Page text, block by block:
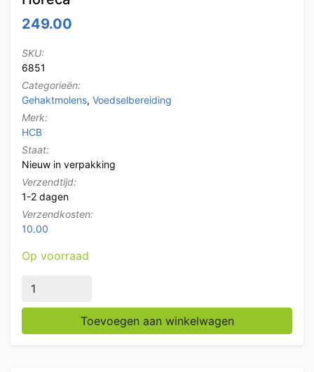
249.00
SKU:
6851
Categorieën:
Gehaktmolens, Voedselbereiding
Merk:
HCB
Staat:
Nieuw in verpakking
Verzendtijd:
1-2 dagen
Verzendkosten:
10.00
Op voorraad
RVS HCB Gehaktmolen Vleesmolen Vleeswolf 150
Toevoegen aan winkelwagen